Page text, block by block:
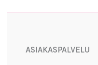
ASIAKASPALVELU